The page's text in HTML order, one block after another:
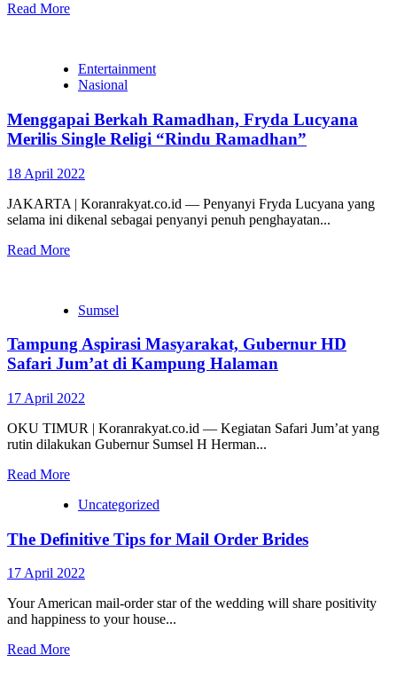
Read More
Entertainment
Nasional
Menggapai Berkah Ramadhan, Fryda Lucyana
Merilis Single Religi “Rindu Ramadhan”
18 April 2022
JAKARTA | Koranrakyat.co.id — Penyanyi Fryda Lucyana yang
selama ini dikenal sebagai penyanyi penuh penghayatan...
Read More
Sumsel
Tampung Aspirasi Masyarakat, Gubernur HD
Safari Jum’at di Kampung Halaman
17 April 2022
OKU TIMUR | Koranrakyat.co.id — Kegiatan Safari Jum’at yang
rutin dilakukan Gubernur Sumsel H Herman...
Read More
Uncategorized
The Definitive Tips for Mail Order Brides
17 April 2022
Your American mail-order star of the wedding will share positivity
and happiness to your house...
Read More